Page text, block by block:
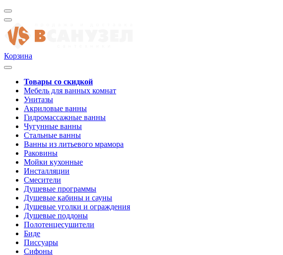
Корзина
Товары со скидкой
Мебель для ванных комнат
Унитазы
Акриловые ванны
Гидромассажные ванны
Чугунные ванны
Стальные ванны
Ванны из литьевого мрамора
Раковины
Мойки кухонные
Инсталляции
Смесители
Душевые программы
Душевые кабины и сауны
Душевые уголки и ограждения
Душевые поддоны
Полотенцесушители
Биде
Писсуары
Сифоны